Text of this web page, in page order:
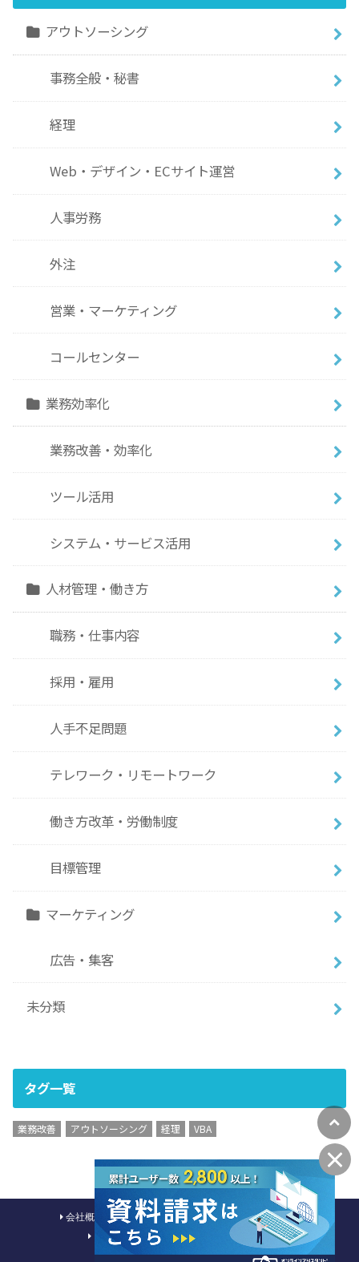
アウトソーシング
事務全般・秘書
経理
Web・デザイン・ECサイト運営
人事労務
外注
営業・マーケティング
コールセンター
業務効率化
業務改善・効率化
ツール活用
システム・サービス活用
人材管理・働き方
職務・仕事内容
採用・雇用
人手不足問題
テレワーク・リモートワーク
働き方改革・労働制度
目標管理
マーケティング
広告・集客
未分類
タグ一覧
業務改善 アウトソーシング 経理 VBA
会社概要 採用情報 お問い合わせ
利用規約
プライバシーポリシー
特定商取引法